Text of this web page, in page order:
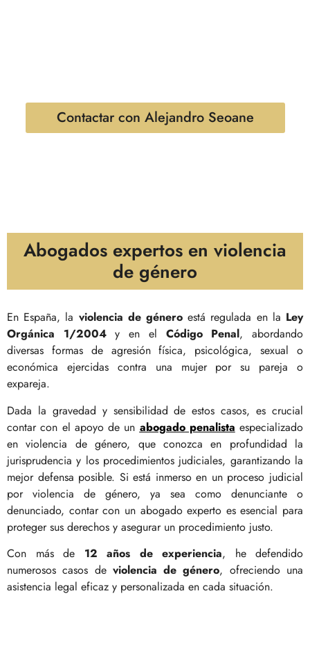
Contactar con Alejandro Seoane
Abogados expertos en violencia
de género
En España, la violencia de género está regulada en la Ley
Orgánica 1/2004y en el Código Penal, abordando
diversas formas de agresión física, psicológica, sexual o
económica ejercidas contra una mujer por su pareja o
expareja.
Dada la gravedad y sensibilidad de estos casos, es crucial
contar con el apoyo de un abogadopenalista especializado
en violencia de género, que conozca en profundidad la
jurisprudencia y los procedimientos judiciales, garantizando la
mejor defensa posible. Si está inmerso en un proceso judicial
por violencia de género, ya sea como denunciante o
denunciado, contar con un abogado experto es esencial para
proteger sus derechos y asegurar un procedimiento justo.
Con más de 12 años de experiencia, he defendido
numerosos casos de violencia de género, ofreciendo una
asistencia legal eficaz y personalizada en cada situación.